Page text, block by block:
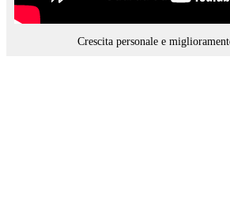
Crescita personale e